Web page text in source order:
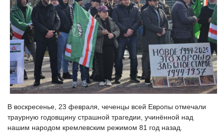
В воскресенье, 23 февраля, чеченцы всей Европы отмечали
траурную годовщину страшной трагедии, учинённой над
нашим народом кремлевским режимом 81 год назад.